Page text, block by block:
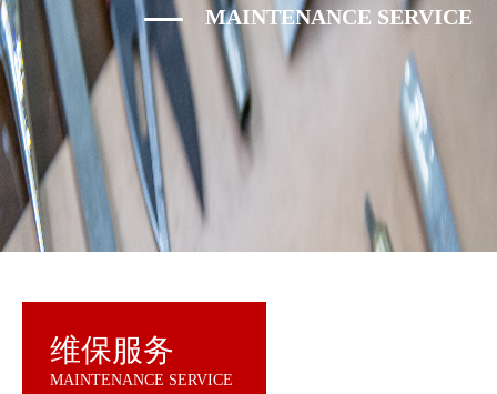
MAINTENANCE SERVICE
维保服务
MAINTENANCE SERVICE